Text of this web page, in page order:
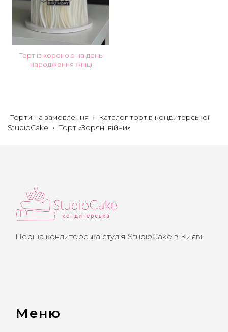
Торт із короною на день
народження жінці
Торти на замовлення › Каталог тортів кондитерської
StudioCake › Торт «Зоряні війни»
Перша кондитерська студія StudioCake в Києві!
Меню